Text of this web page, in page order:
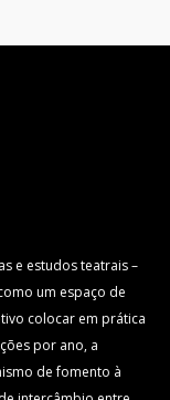
e estudos teatrais –
um espaço de
colocar em prática
por ano, a
de fomento à